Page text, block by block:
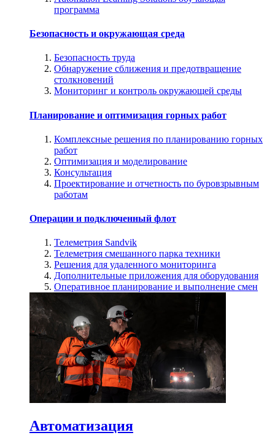
программа
Безопасность и окружающая среда
Безопасность труда
Обнаружение сближения и предотвращение
столкновений
Мониторинг и контроль окружающей среды
Планирование и оптимизация горных работ
Комплексные решения по планированию горных
работ
Оптимизация и моделирование
Консультация
Проектирование и отчетность по буровзрывным
работам
Операции и подключенный флот
Телеметрия Sandvik
Телеметрия смешанного парка техники
Решения для удаленного мониторинга
Дополнительные приложения для оборудования
Оперативное планирование и выполнение смен
Автоматизация